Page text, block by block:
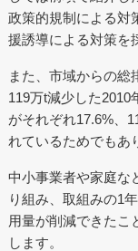
政策的規制による対
援誘導による対策を
また、市域からの総
119万t減少した
がそれぞれ17.6%、
れているためでもあ
中小事業者や家庭な
り組み、取組みの1
用量が削減できたこ
します。